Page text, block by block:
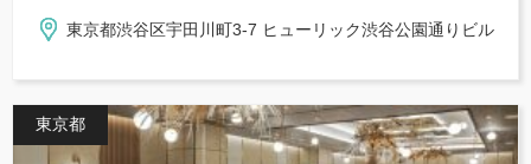
東京都渋谷区宇田川町3-7 ヒューリック渋谷公園通りビル
東京都